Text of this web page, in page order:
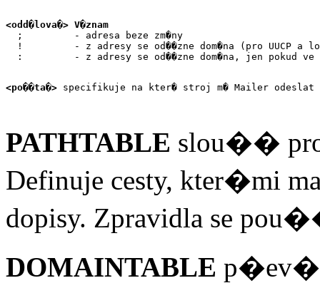
<odd�lova�> V�znam
;         - adresa beze zm�ny
!         - z adresy se od��zne dom�na (pro UUCP a
:         - z adresy se od��zne dom�na, jen pokud
<po��ta�> specifikuje na kter� stroj m� Mailer odeslat
PATHTABLE slou��
Definuje cesty, kter�mi
dopisy. Zpravidla se
DOMAINTABLE